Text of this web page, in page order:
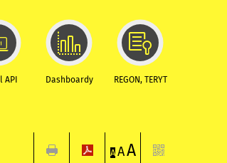
API Dashboardy REGON, TERYT
A AA